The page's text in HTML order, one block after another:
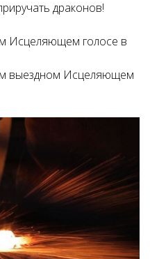
драконов!
Исцеляющем голосе в
выездном Исцеляющем